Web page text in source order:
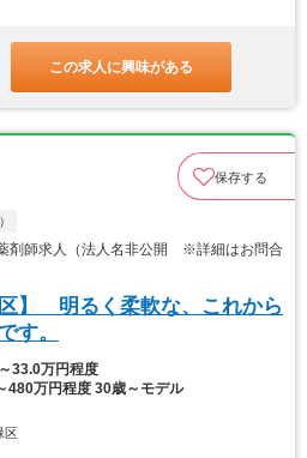
この求人に興味がある
保存する
剤師求人（法人名非公開 ※詳細はお問合
区】 明るく柔軟な、これから
す。
33.0万円程度
480万円程度 30歳～モデル
区